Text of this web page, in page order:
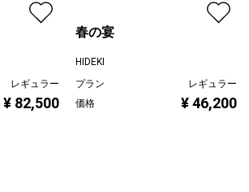
レギュラー
¥ 82,500
春の宴
HIDEKI
プラン
レギュラー
価格
¥ 46,200